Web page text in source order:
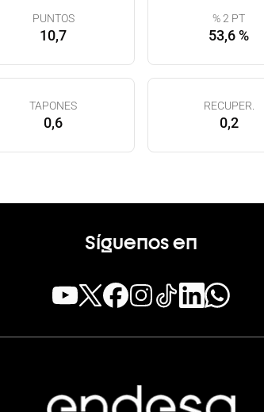
PUNTOS
10,7
% 2 PT
53,6 %
TAPONES
0,6
RECUPER.
0,2
Síguenos en